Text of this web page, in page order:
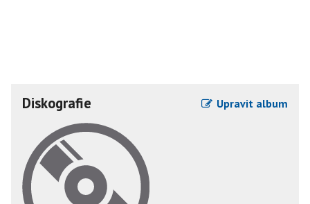
Diskografie Upravit album